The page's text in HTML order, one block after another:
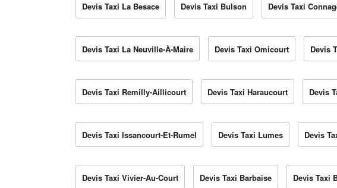
Devis Taxi La Besace Devis Taxi Bulson Devis Taxi
Devis Taxi La Neuville-À-Maire Devis Taxi Omicourt Devis
Devis Taxi Remilly-Aillicourt Devis Taxi Haraucourt Devis
Devis Taxi Issancourt-Et-Rumel Devis Taxi Lumes Devis
Devis Taxi Vivier-Au-Court Devis Taxi Barbaise Devis Taxi